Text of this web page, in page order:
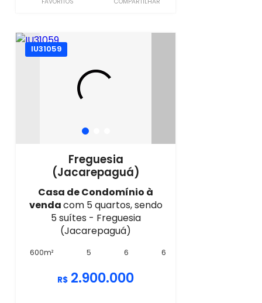
IU31059
Freguesia
(Jacarepaguá)
Casa de Condomínio à
vendacom 5 quartos, sendo
5 suítes - Freguesia
(Jacarepaguá)
600m² 5 6 6
R$ 2.900.000